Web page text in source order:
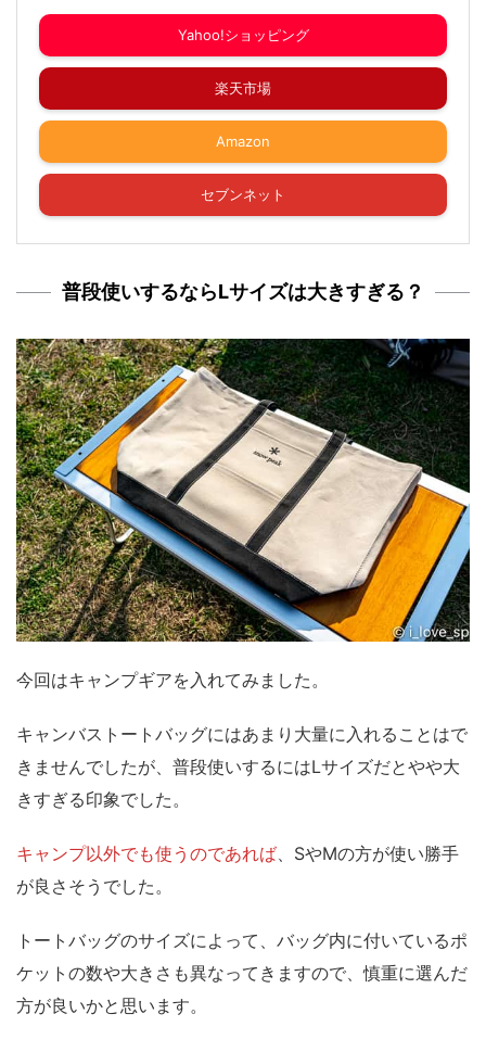
Yahoo!ショッピング
楽天市場
Amazon
セブンネット
普段使いするならLサイズは大きすぎる？
今回はキャンプギアを入れてみました。
キャンバストートバッグにはあまり大量に入れることはで
きませんでしたが、 普段使いするにはLサイズだとやや大
きすぎる印象でした。
キャンプ以外でも使うのであれば、 SやMの方が使い勝手
が良さそう でした。
トートバッグのサイズによって、バッグ内に付いているポ
ケットの数や大きさも異なってきますので、慎重に選んだ
方が良いかと思います。